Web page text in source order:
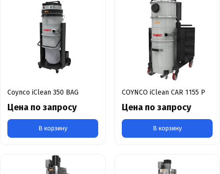
Coynco iClean 350 BAG
Цена по запросу
В корзину
COYNCO iClean CAR 1155 P
Цена по запросу
В корзину